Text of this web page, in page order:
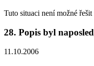
Tuto situaci není možné
28. Popis byl
11.10.2006